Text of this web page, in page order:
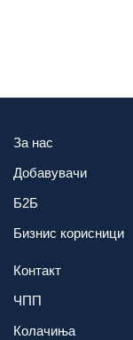
За нас
Добавувачи
Б2Б
Бизнис корисници
Контакт
ЧПП
Колачиња